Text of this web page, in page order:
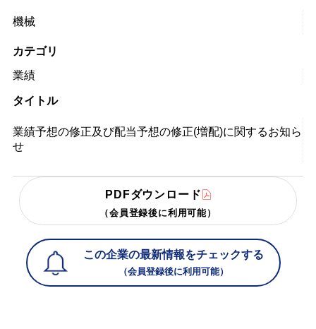
機械
カテゴリ
業績
タイトル
業績予想の修正及び配当予想の修正(増配)に関するお知ら
せ
PDFダウンロード
（会員登録後に利用可能）
この企業の最新情報をチェックする
（会員登録後に利用可能）